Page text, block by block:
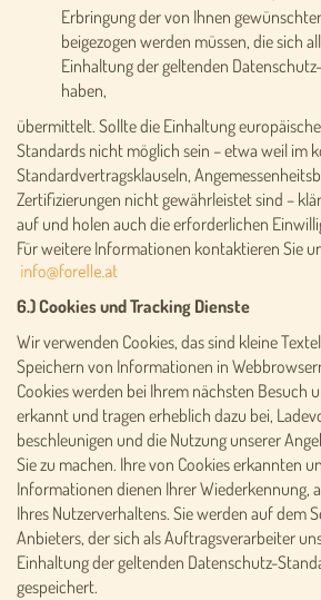
Erbringung der von Ihnen
beigezogen werden müssen, die sich
Einhaltung der geltenden
haben,
übermittelt. Sollte die Einhaltung
Standards nicht möglich sein – etwa weil im
Standardvertragsklauseln,
Zertifizierungen nicht gewährleistet sind –
auf und holen auch die erforderlichen
Für weitere Informationen kontaktieren Sie
6.) Cookies und Tracking Dienste
Wir verwenden Cookies, das sind kleine
Speichern von Informationen in
Cookies werden bei Ihrem nächsten Besuch
erkannt und tragen erheblich dazu bei,
beschleunigen und die Nutzung unserer
Sie zu machen. Ihre von Cookies erkannten
Informationen dienen Ihrer Wiederkennung,
Ihres Nutzerverhaltens. Sie werden auf dem
Anbieters, der sich als Auftragsverarbeiter
Einhaltung der geltenden Datenschutz-
gespeichert.